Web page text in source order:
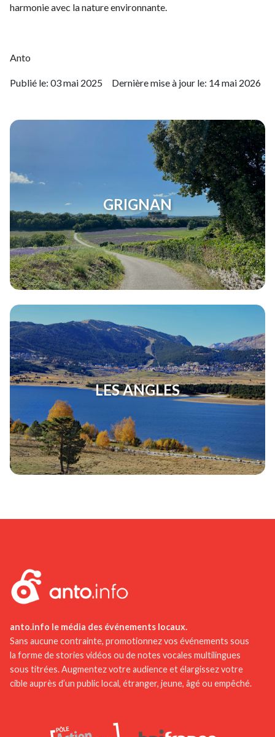
harmonie avec la nature environnante.
Anto
Publié le: 03 mai 2025 Dernière mise à jour le: 14 mai 2026
GRIGNAN
LES ANGLES
anto.info le média des événements locaux.
Sans aucune contrainte, promotionnez vos événements sous
la forme de stories vidéos ou de notes vocales multilingues
sous titrées. Augmentez votre audience et élargissez votre
cible auprès d’un public local, étranger, jeune, âgé ou empêché.